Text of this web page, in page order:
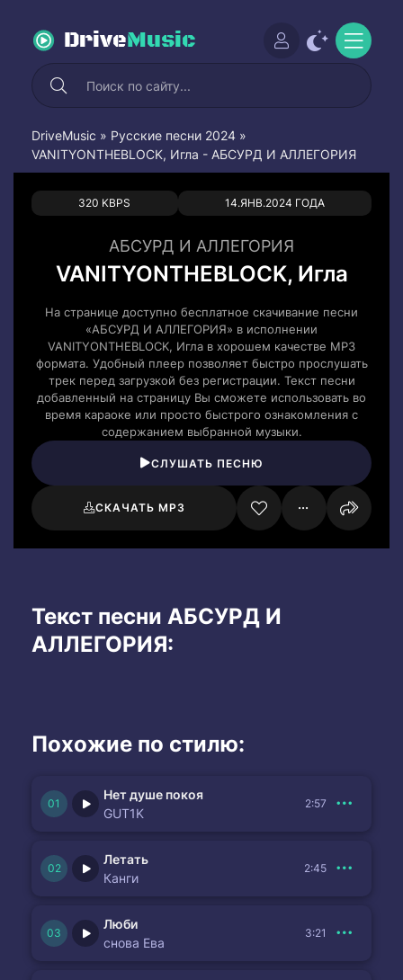
DriveMusic
DriveMusic » Русские песни 2024 »
VANITYONTHEBLOCK, Игла - АБСУРД И АЛЛЕГОРИЯ
320 KBPS 14.ЯНВ.2024 ГОДА
0 0
АБСУРД И АЛЛЕГОРИЯ
VANITYONTHEBLOCK, Игла
На странице доступно бесплатное скачивание песни
«АБСУРД И АЛЛЕГОРИЯ» в исполнении
VANITYONTHEBLOCK, Игла в хорошем качестве MP3
формата. Удобный плеер позволяет быстро прослушать
трек перед загрузкой без регистрации. Текст песни
добавленный на страницу Вы сможете использовать во
время караоке или просто быстрого ознакомления с
содержанием выбранной музыки.
СЛУШАТЬ ПЕСНЮ
СКАЧАТЬ MP3
Текст песни АБСУРД И
АЛЛЕГОРИЯ:
Похожие по стилю:
Нет душе покоя
GUT1K
2:57
Летать
Канги
2:45
Люби
снова Ева
3:21